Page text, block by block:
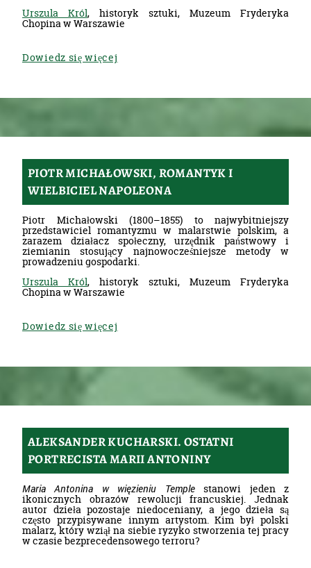
Urszula Król, historyk sztuki, Muzeum Fryderyka
Chopina w Warszawie
Dowiedz się więcej
PIOTR MICHAŁOWSKI, ROMANTYK I
WIELBICIEL NAPOLEONA
Piotr Michałowski (1800–1855) to najwybitniejszy
przedstawiciel romantyzmu w malarstwie polskim, a
zarazem działacz społeczny, urzędnik państwowy i
ziemianin stosujący najnowocześniejsze metody w
prowadzeniu gospodarki.
Urszula Król, historyk sztuki, Muzeum Fryderyka
Chopina w Warszawie
Dowiedz się więcej
ALEKSANDER KUCHARSKI. OSTATNI
PORTRECISTA MARII ANTONINY
Maria Antonina w więzieniu Templestanowi jeden z
ikonicznych obrazów rewolucji francuskiej. Jednak
autor dzieła pozostaje niedoceniany, a jego dzieła są
często przypisywane innym artystom. Kim był polski
malarz, który wziął na siebie ryzyko stworzenia tej pracy
w czasie bezprecedensowego terroru?